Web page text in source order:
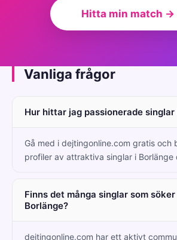
Hitta min match
Vanliga frågor
Hur hittar jag passionerade singlar
Gå med i dejtingonline.com gratis och
profiler av attraktiva singlar i Borlänge
Finns det många singlar som
Borlänge?
dejtingonline.com har ett aktivt